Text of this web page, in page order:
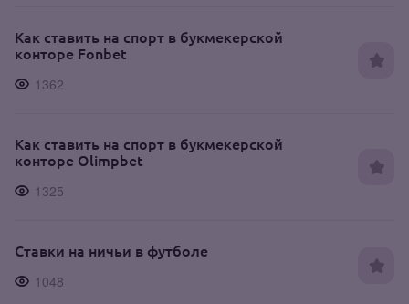
Как ставить на спорт в букмекерской
конторе Fonbet
1362
Как ставить на спорт в букмекерской
конторе Olimpbet
1325
Ставки на ничьи в футболе
1048